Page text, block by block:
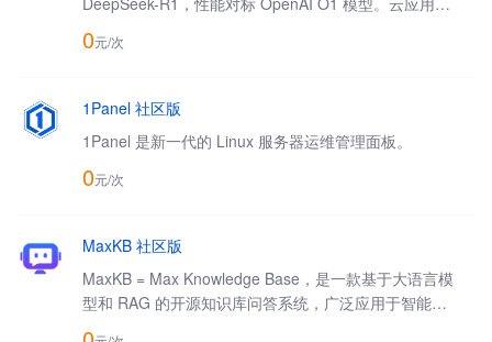
持将 R1 快速部署到您的 VPC 下，为工作和生产提
效。
0元/次
1Panel 社区版
1Panel 是新一代的 Linux 服务器运维管理面板。
0元/次
MaxKB 社区版
MaxKB = Max Knowledge Base，是一款基于大语言模
型和 RAG 的开源知识库问答系统，广泛应用于智能客
服、企业内部知识库、学术研究与教育等场景。